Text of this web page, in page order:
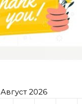
Август 2026